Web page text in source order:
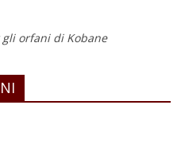
gli orfani di Kobane